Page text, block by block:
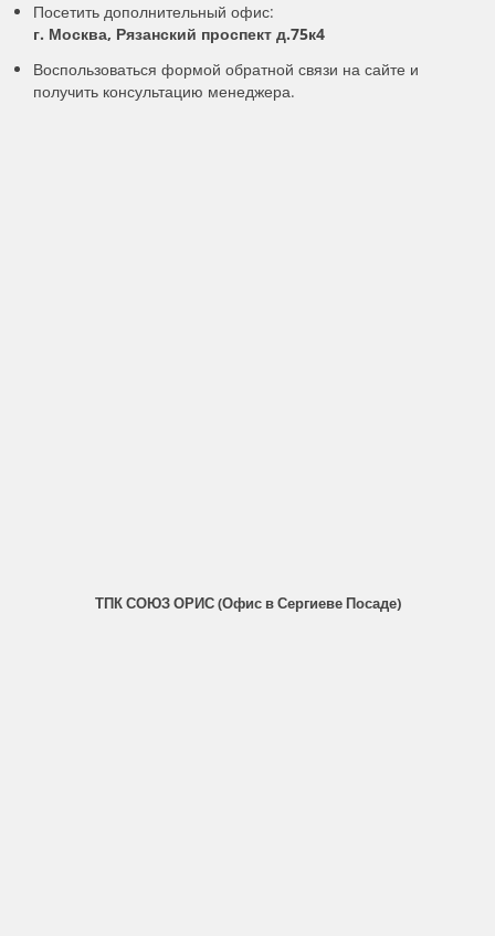
Посетить дополнительный офис:
г. Москва, Рязанский проспект д.75к4
Воспользоваться формой обратной связи на сайте и
получить консультацию менеджера.
ТПК СОЮЗ ОРИС (Офис в Сергиеве Посаде)